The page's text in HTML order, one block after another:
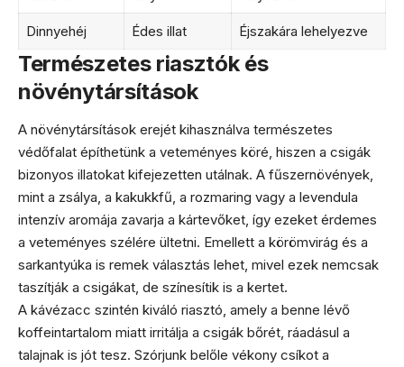
Dinnyehéj Édes illat Éjszakára lehelyezve
Természetes riasztók és
növénytársítások
A növénytársítások erejét kihasználva természetes
védőfalat építhetünk a veteményes köré, hiszen a csigák
bizonyos illatokat kifejezetten utálnak. A fűszernövények,
mint a zsálya, a kakukkfű, a rozmaring vagy a levendula
intenzív aromája zavarja a kártevőket, így ezeket érdemes
a veteményes szélére ültetni. Emellett a körömvirág és a
sarkantyúka is remek választás lehet, mivel ezek nemcsak
taszítják a csigákat, de színesítik is a kertet.
A kávézacc szintén kiváló riasztó, amely a benne lévő
koffeintartalom miatt irritálja a csigák bőrét, ráadásul a
talajnak is jót tesz. Szórjunk belőle vékony csíkot a